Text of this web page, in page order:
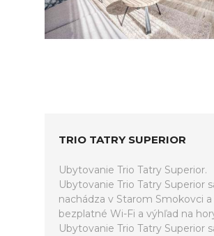
TRIO TATRY SUPERIOR
Ubytovanie Trio Tatry Superior.
Ubytovanie Trio Tatry Superior
nachádza v Starom Smokovci
bezplatné Wi-Fi a výhľad na
Ubytovanie Trio Tatry Superior